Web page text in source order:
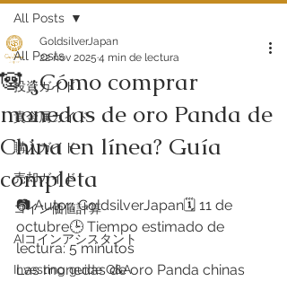
All Posts
投資ガイド
貴金属ガイド
購入ガイド
売却ガイド
​コイン価値計算
AIコインアシスタント
Investing guide Q&A
All Posts
🐼 ¿Cómo comprar
monedas de oro Panda de
China en línea? Guía
completa
GoldsilverJapan
22 nov 2025 4 min de lectura
📷 Autor: GoldsilverJapan🗓 11 de
octubre🕒 Tiempo estimado de
lectura: 5 minutos
Las monedas de oro Panda chinas